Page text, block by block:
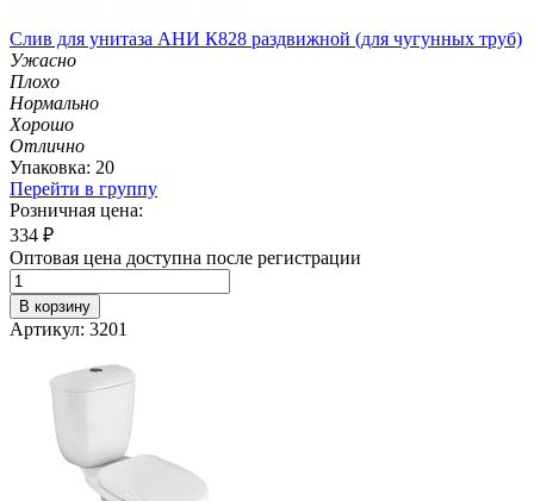
Слив для унитаза АНИ К828 раздвижной (для чугунных труб)
Ужасно
Плохо
Нормально
Хорошо
Отлично
Упаковка: 20
Перейти в группу
Розничная цена:
334 ₽
Оптовая цена доступна после регистрации
В корзину
Артикул: 3201